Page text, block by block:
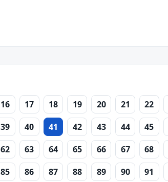
16 17 18 19 20 21 22
39 40 41 42 43 44 45
62 63 64 65 66 67 68
85 86 87 88 89 90 91